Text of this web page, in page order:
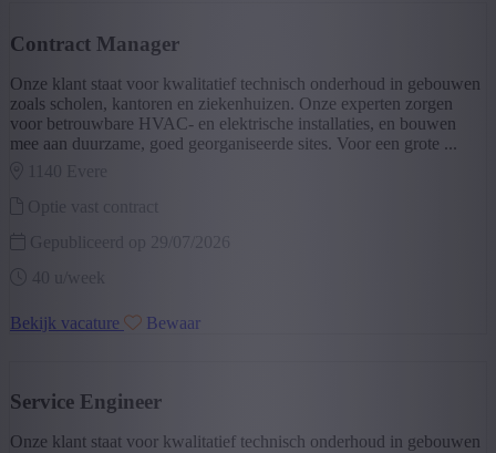
Contract Manager
Onze klant staat voor kwalitatief technisch onderhoud in gebouwen
zoals scholen, kantoren en ziekenhuizen. Onze experten zorgen
voor betrouwbare HVAC‑ en elektrische installaties, en bouwen
mee aan duurzame, goed georganiseerde sites. Voor een grote ...
Optie vast contract
Gepubliceerd op 29/07/2026
Bekijk vacature Bewaar
Service Engineer
Onze klant staat voor kwalitatief technisch onderhoud in gebouwen